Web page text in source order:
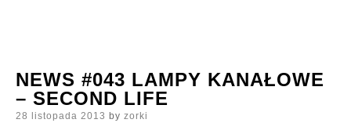
NEWS #043 LAMPY KANAŁOWE
– SECOND LIFE
Posted
28 listopada 2013 by zorki